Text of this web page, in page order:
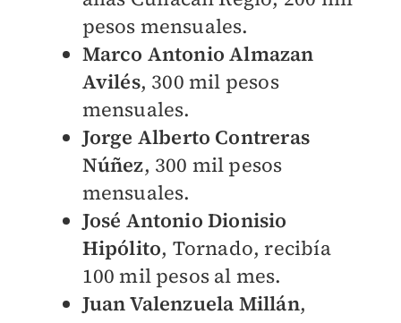
pesos mensuales.
Marco Antonio Almazan
Avilés, 300 mil pesos
mensuales.
Jorge Alberto Contreras
Núñez, 300 mil pesos
mensuales.
José Antonio Dionisio
Hipólito, Tornado, recibía
100 mil pesos al mes.
Juan Valenzuela Millán,